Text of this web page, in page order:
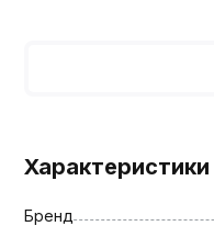
Характеристики
Бренд